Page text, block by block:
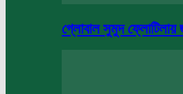
গ্লোবাল সুমুদ ফ্লোটিলায়